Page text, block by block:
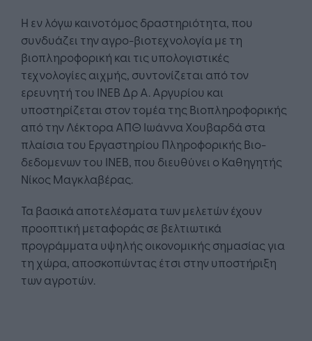
Η εν λόγω καινοτόμος δραστηριότητα, που
συνδυάζει την αγρο-βιοτεχνολογία με τη
βιοπληροφορική και τις υπολογιστικές
τεχνολογίες αιχμής, συντονίζεται από τον
ερευνητή του ΙΝΕΒ Δρ Α. Αργυρίου και
υποστηρίζεται στον τομέα της Βιοπληροφορικής
από την Λέκτορα ΑΠΘ Ιωάννα Χουβαρδά στα
πλαίσια του Εργαστηρίου Πληροφορικής Βιο-
δεδομενων του ΙΝΕΒ, που διευθύνει ο Καθηγητής
Νίκος Μαγκλαβέρας.
Τα βασικά αποτελέσματα των μελετών έχουν
προοπτική μεταφοράς σε βελτιωτικά
προγράμματα υψηλής οικονομικής σημασίας για
τη χώρα, αποσκοπώντας έτσι στην υποστήριξη
των αγροτών.